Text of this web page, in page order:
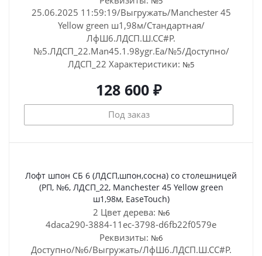
25.06.2025 11:59:19/Выгружать/Manchester 45
Yellow green ш1,98м/Стандартная/
ЛфШ6.ЛДСП.Ш.СС#Р.
№5.ЛДСП_22.Man45.1.98ygr.Ea/№5/Доступно/
ЛДСП_22 Характеристики: №5
128 600 ₽
Под заказ
Лофт шпон СБ 6 (ЛДСП,шпон,сосна) со столешницей
(РП, №6, ЛДСП_22, Manchester 45 Yellow green
ш1,98м, EaseTouch)
2 Цвет дерева: №6
4daca290-3884-11ec-3798-d6fb22f0579e
Реквизиты: №6
Доступно/№6/Выгружать/ЛфШ6.ЛДСП.Ш.СС#Р.